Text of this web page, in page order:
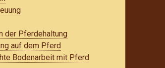
der Pferdehaltung
auf dem Pferd
Bodenarbeit mit Pferd